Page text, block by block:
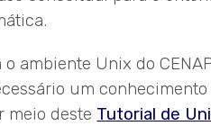
ambiente Unix do
um
meio deste Tutorial de